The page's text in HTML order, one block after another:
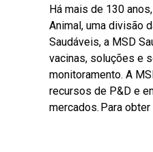
Há mais de 130
Animal, uma divisão
Saudáveis, a MSD
vacinas, soluções e
monitoramento. A
recursos de P&D e
mercados. Para